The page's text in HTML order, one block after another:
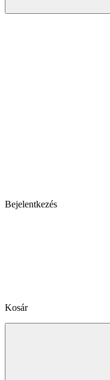
Bejelentkezés
Kosár